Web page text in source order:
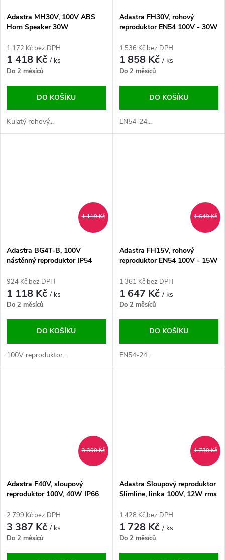
Adastra MH30V, 100V ABS
Horn Speaker 30W
1 172 Kč bez DPH
1 418 Kč/ ks
Do 2 měsíců
DO KOŠÍKU
Kulatý rohový...
Adastra FH30V, rohový
reproduktor EN54 100V - 30W
1 536 Kč bez DPH
1 858 Kč/ ks
Do 2 měsíců
DO KOŠÍKU
EN54-24...
1 119 Kč
Adastra BG4T-B, 100V
nástěnný reproduktor IP54
924 Kč bez DPH
1 118 Kč/ ks
Do 2 měsíců
DO KOŠÍKU
100V reproduktor...
1 649 Kč
Adastra FH15V, rohový
reproduktor EN54 100V - 15W
1 361 Kč bez DPH
1 647 Kč/ ks
Do 2 měsíců
DO KOŠÍKU
EN54-24...
3 390 Kč
Adastra F40V, sloupový
reproduktor 100V, 40W IP66
2 799 Kč bez DPH
3 387 Kč/ ks
Do 2 měsíců
1 730 Kč
Adastra Sloupový reproduktor
Slimline, linka 100V, 12W rms
1 428 Kč bez DPH
1 728 Kč/ ks
Do 2 měsíců